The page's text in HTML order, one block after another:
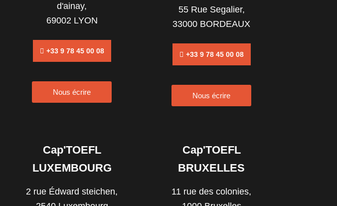
d'ainay,
69002 LYON
+33 9 78 45 00 08
Nous écrire
55 Rue Segalier,
33000 BORDEAUX
+33 9 78 45 00 08
Nous écrire
Cap'TOEFL
LUXEMBOURG
2 rue Édward steichen,
Cap'TOEFL
BRUXELLES
11 rue des colonies,